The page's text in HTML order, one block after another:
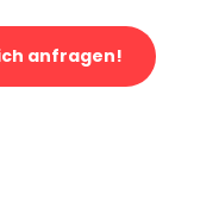
anfragen!